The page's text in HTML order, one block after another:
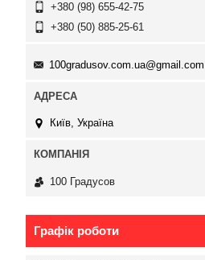
+380 (98) 655-42-75
+380 (50) 885-25-61
100gradusov.com.ua@gmail.com
Київ, Україна
100 Градусов
Графік роботи